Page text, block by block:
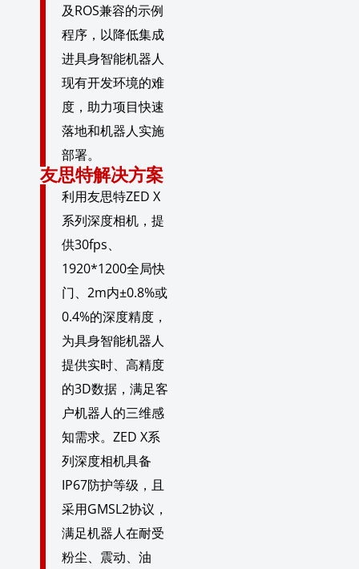
及ROS兼容的示例
程序，以降低集成
进具身智能机器人
现有开发环境的难
度，助力项目快速
落地和机器人实施
部署。
友思特解决方案
利用友思特ZED X
系列深度相机，提
供30fps、
1920*1200全局快
门、2m内±0.8%或
0.4%的深度精度，
为具身智能机器人
提供实时、高精度
的3D数据，满足客
户机器人的三维感
知需求。ZED X系
列深度相机具备
IP67防护等级，且
采用GMSL2协议，
满足机器人在耐受
粉尘、震动、油